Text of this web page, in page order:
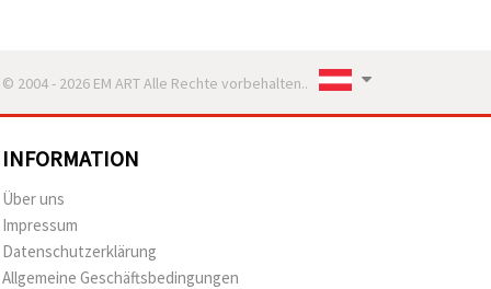
© 2004 - 2026 EM ART Alle Rechte vorbehalten..
INFORMATION
Über uns
Impressum
Datenschutzerklärung
Allgemeine Geschäftsbedingungen